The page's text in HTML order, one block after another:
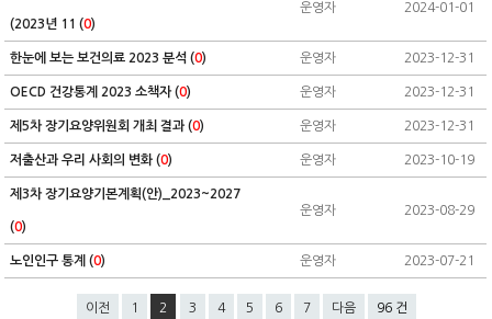
(2023년 11 (0)
운영자 2024-01-01
한눈에 보는 보건의료 2023 분석 (0) 운영자 2023-12-31
OECD 건강통계 2023 소책자 (0) 운영자 2023-12-31
제5차 장기요양위원회 개최 결과 (0) 운영자 2023-12-31
저출산과 우리 사회의 변화 (0) 운영자 2023-10-19
제3차 장기요양기본계획(안)_2023~2027
(0)
운영자 2023-08-29
노인인구 통계 (0) 운영자 2023-07-21
이전 1 2 3 4 5 6 7 다음 96 건